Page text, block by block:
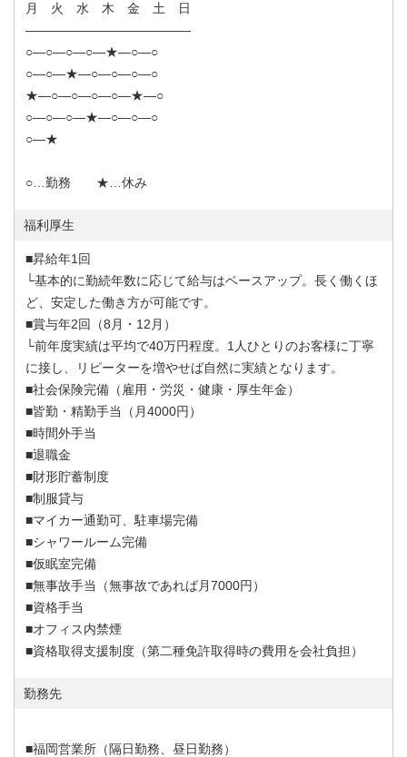
月 火 水 木 金 土 日
―――――――――――――
○―○―○―○―★―○―○
○―○―★―○―○―○―○
★―○―○―○―○―★―○
○―○―○―★―○―○―○
○―★
○…勤務 ★…休み
福利厚生
■昇給年1回
└基本的に勤続年数に応じて給与はベースアップ。長く働くほ
ど、安定した働き方が可能です。
■賞与年2回（8月・12月）
└前年度実績は平均で40万円程度。1人ひとりのお客様に丁寧
に接し、リピーターを増やせば自然に実績となります。
■社会保険完備（雇用・労災・健康・厚生年金）
■皆勤・精勤手当（月4000円）
■時間外手当
■退職金
■財形貯蓄制度
■制服貸与
■マイカー通勤可、駐車場完備
■シャワールーム完備
■仮眠室完備
■無事故手当（無事故であれば月7000円）
■資格手当
■オフィス内禁煙
■資格取得支援制度（第二種免許取得時の費用を会社負担）
勤務先
■福岡営業所（隔日勤務、昼日勤務）